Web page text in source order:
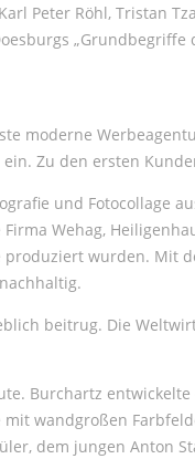
Peter Röhl, Tristan
moderne
Zu den ersten
und Fotocollage
Wehag,
produziert wurden. Mit
beitrug. Die
Burchartz
wandgroßen
dem jungen Anton